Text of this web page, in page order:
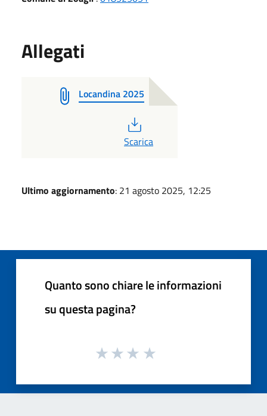
Allegati
Locandina 2025
PDF
Scarica
Ultimo aggiornamento: 21 agosto 2025, 12:25
Quanto sono chiare le informazioni
su questa pagina?